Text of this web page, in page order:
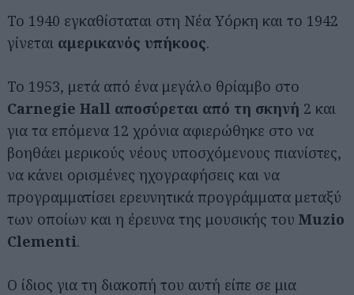
Το 1940 εγκαθίσταται στη Νέα Υόρκη και το 1942
γίνεται αμερικανός υπήκοος.
Το 1953, μετά από ένα μεγάλο θρίαμβο στο
Carnegie Hall αποσύρεται από τη σκηνή 2 και
για τα επόμενα 12 χρόνια αφιερώθηκε στο να
βοηθάει μερικούς νέους υποσχόμενους πιανίστες,
να κάνει ορισμένες ηχογραφήσεις και να
προγραμματίσει ερευνητικά προγράμματα μεταξύ
των οποίων και η έρευνα της μουσικής του Muzio
Clementi.
Ο ίδιος για τη διακοπή του αυτή είπε σε μια